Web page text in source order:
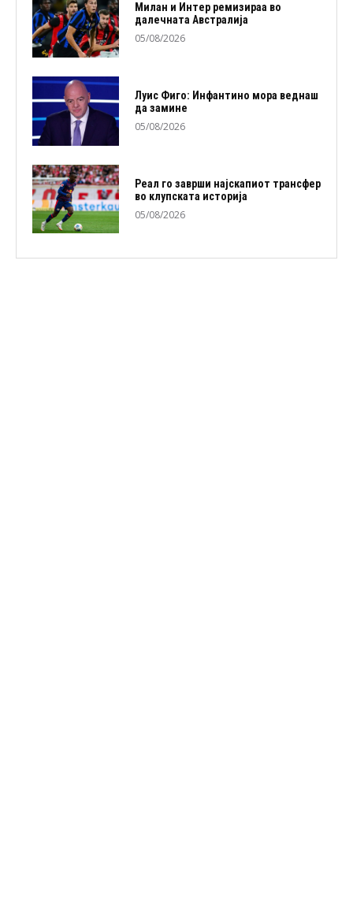
Милан и Интер ремизираа во
далечната Австралија
05/08/2026
Луис Фиго: Инфантино мора веднаш
да замине
05/08/2026
Реал го заврши најскапиот трансфер
во клупската историја
05/08/2026